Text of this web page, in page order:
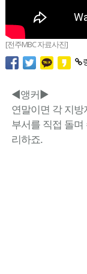
[전주MBC 자료사진]
◀앵커▶
연말이면 각 지
부서를 직접 돌
리하죠.